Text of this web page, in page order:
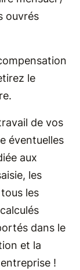
ouvrés
le
de vos
éventuelles
aux
les
les
dans le
et la
!